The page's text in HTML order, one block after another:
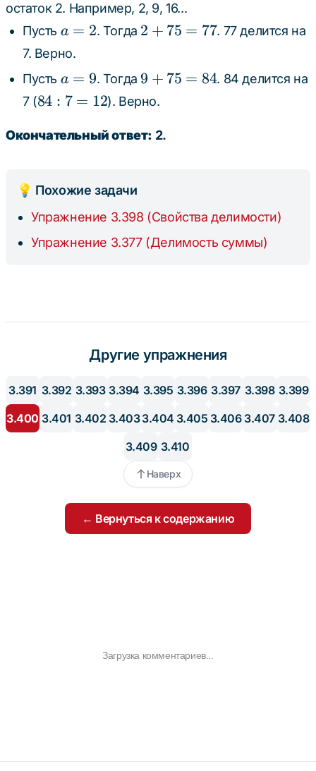
=
2
остаток 2. Например, 2, 9, 16...
Пусть a
=
a = 2. Тогда 2
=
77
2 + 75 = 77. 77 делится на
7. Верно.
Пусть a
=
a = 9. Тогда 9
+
=
9 + 75 = 84. 84 делится на
7 (84
7
84 : 7 = 12). Верно.
Окончательный ответ: 2.
💡 Похожие задачи
Упражнение 3.398 (Свойства делимости)
Упражнение 3.377 (Делимость суммы)
Другие упражнения
3.391 3.392 3.393 3.394 3.395 3.396 3.397 3.398 3.399
3.400 3.401 3.402 3.4033.404 3.405 3.406 3.407 3.408
3.409 3.410
Наверх
← Вернуться к содержанию
Загрузка комментариев...